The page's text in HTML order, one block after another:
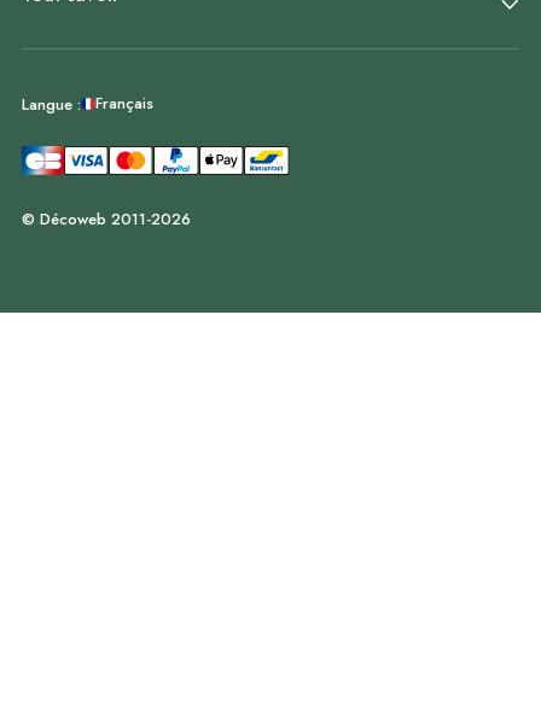
Langue : Français
© Décoweb 2011-2026